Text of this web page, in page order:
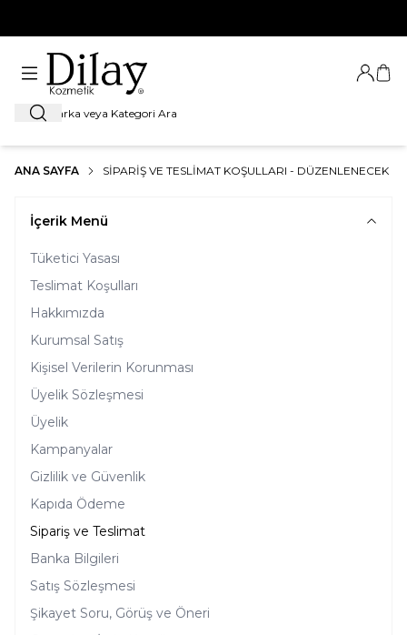
Ara
Giriş
ANA SAYFA SIPARIŞ VE TESLIMAT KOŞULLARI - DÜZENLENECEK
İçerik Menü
Tüketici Yasası
Teslimat Koşulları
Hakkımızda
Kurumsal Satış
Kişisel Verilerin Korunması
Üyelik Sözleşmesi
Üyelik
Kampanyalar
Gizlilik ve Güvenlik
Kapıda Ödeme
Sipariş ve Teslimat
Banka Bilgileri
Satış Sözleşmesi
Şikayet Soru, Görüş ve Öneri